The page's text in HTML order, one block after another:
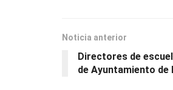
Noticia anterior
Directores de
de Ayuntamiento de